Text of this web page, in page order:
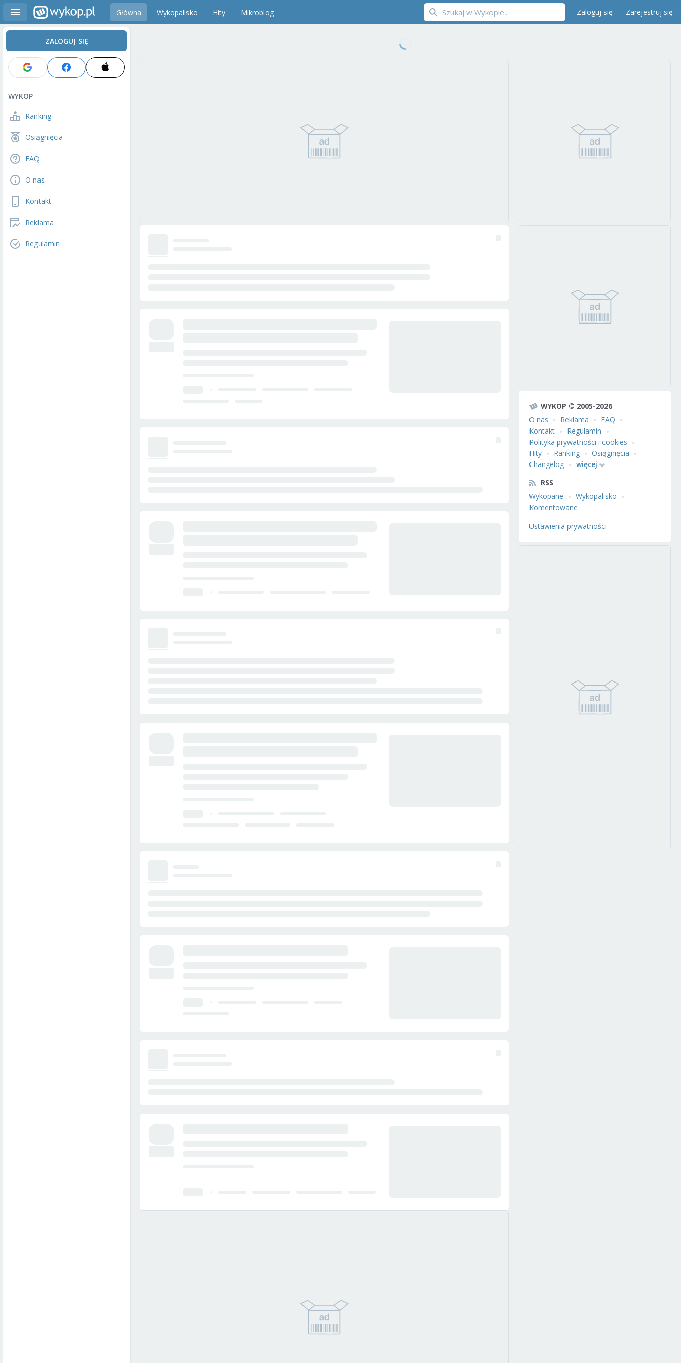
Główna Wykopalisko Hity Mikroblog Zaloguj się Zarejestruj się
ZALOGUJ SIĘ
WYKOP
Ranking
Osiągnięcia
FAQ
O nas
Kontakt
Reklama
Regulamin
WYKOP © 2005-2026
O nas
Reklama
FAQ
Kontakt
Regulamin
Polityka prywatności i cookies
Hity
Ranking
Osiągnięcia
Changelog
więcej
RSS
Wykopane
Wykopalisko
Komentowane
Ustawienia prywatności